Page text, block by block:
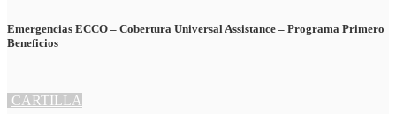
Emergencias ECCO – Cobertura Universal Assistance – Programa Primero
Beneficios
CARTILLA